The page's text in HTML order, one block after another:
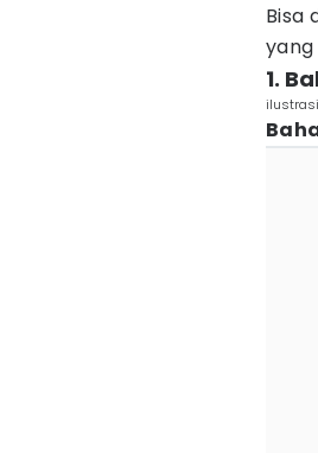
Bisa
1.